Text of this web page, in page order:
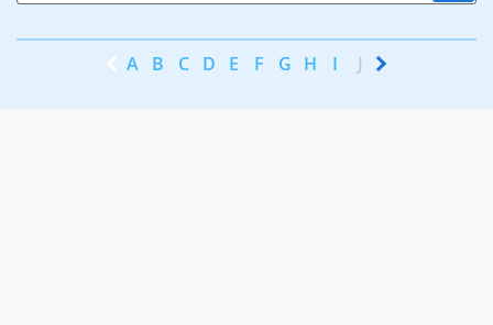
A B C D E F G H I J K